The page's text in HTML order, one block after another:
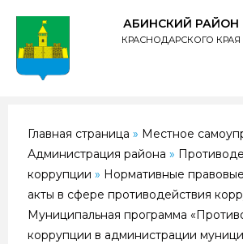
АБИНСКИЙ РАЙОН
КРАСНОДАРСКОГО КРАЯ
Главная страница » Местное
Администрация района »
коррупции » Нормативные
акты в сфере противодействия
Муниципальная программа
коррупции в администрации